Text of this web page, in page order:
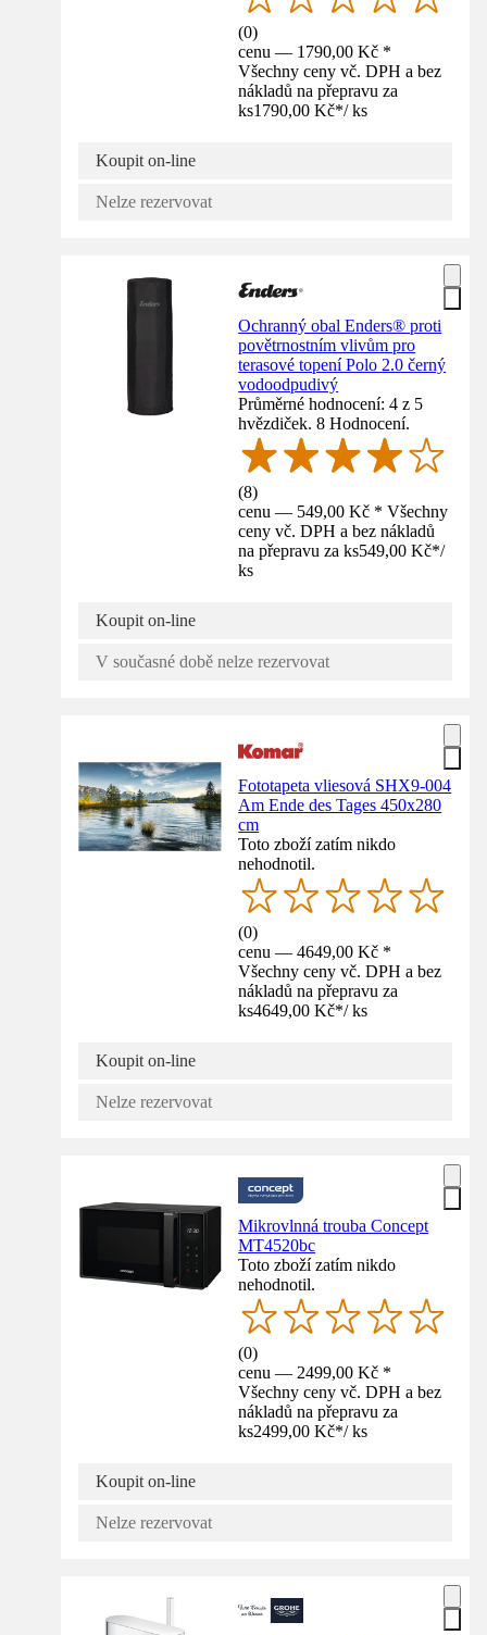
(0)
cenu — 1790,00 Kč *
Všechny ceny vč. DPH a bez
nákladů na přepravu za
ks1790,00 Kč*/ ks
Koupit on-line
Nelze rezervovat
Ochranný obal Enders® proti
povětrnostním vlivům pro
terasové topení Polo 2.0 černý
vodoodpudivý
Průměrné hodnocení: 4 z 5
hvězdiček. 8 Hodnocení.
(8)
cenu — 549,00 Kč * Všechny
ceny vč. DPH a bez nákladů
na přepravu za ks549,00 Kč*/
ks
Koupit on-line
V současné době nelze rezervovat
Fototapeta vliesová SHX9-004
Am Ende des Tages 450x280
cm
Toto zboží zatím nikdo
nehodnotil.
(0)
cenu — 4649,00 Kč *
Všechny ceny vč. DPH a bez
nákladů na přepravu za
ks4649,00 Kč*/ ks
Koupit on-line
Nelze rezervovat
Mikrovlnná trouba Concept
MT4520bc
Toto zboží zatím nikdo
nehodnotil.
(0)
cenu — 2499,00 Kč *
Všechny ceny vč. DPH a bez
nákladů na přepravu za
ks2499,00 Kč*/ ks
Koupit on-line
Nelze rezervovat